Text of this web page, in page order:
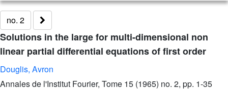
no. 2
Solutions in the large for multi-dimensional non
linear partial differential equations of first order
Douglis, Avron
Annales de l'Institut Fourier, Tome 15 (1965) no. 2, pp. 1-35